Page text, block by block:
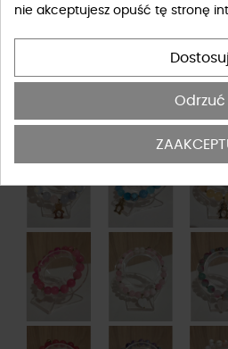
nie akceptujesz opuść tę stronę
Dostosuj
Odrzuć